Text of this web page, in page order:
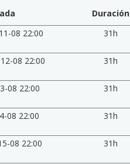
Duración
08 22:00 31h
08 22:00 31h
08 22:00 31h
08 22:00 31h
08 22:00 31h